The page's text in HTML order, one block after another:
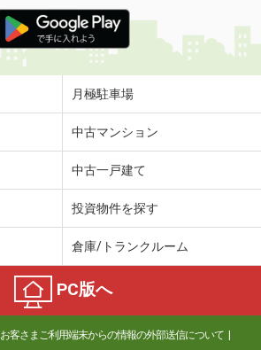
月極駐車場
中古マンション
中古一戸建て
投資物件を探す
倉庫/トランクルーム
PC版へ
お客さまご利用端末からの情報の外部送信について